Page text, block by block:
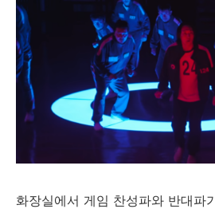
화장실에서 게임 찬성파와 반대파